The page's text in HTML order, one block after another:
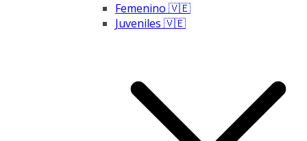
Femenino 🇻🇪
Juveniles 🇻🇪